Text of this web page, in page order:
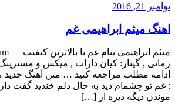
نوامبر 21, 2016
اهنگ میثم ابراهیمی غم
زمانی , گیتار: کیان دارات , میکس و
ادامه مطلب مراجعه کنید … متن آهنگ جدید
: غم تو چشمام دید به حال دلم خندید گفت
موندن دیگه دیره از […]